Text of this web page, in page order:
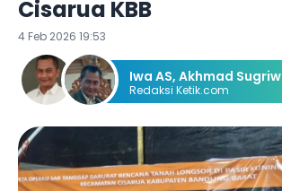
Cisarua KBB
4 Feb 2026 19:53
Iwa AS, Akhmad
Redaksi Ketik.com